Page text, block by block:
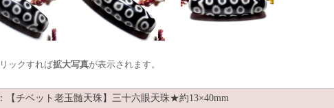
ックすれば拡大写真が表示されます。
【チベット老玉髄天珠】三十六眼天珠★約13×40mm